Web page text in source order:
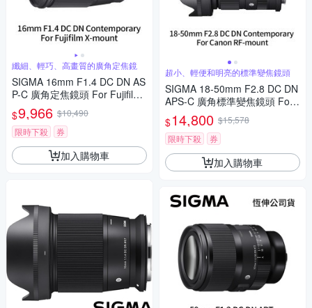
纖細、輕巧、高畫質的廣角定焦鏡
SIGMA 16mm F1.4 DC DN AS
P-C 廣角定焦鏡頭 For Fujifilm
X-mount (公司貨)
$9,966 $10,490
限時下殺
券
加入購物車
超小、輕便和明亮的標準變焦鏡頭
SIGMA 18-50mm F2.8 DC DN
APS-C 廣角標準變焦鏡頭 For
Canon RF-mount (公司貨)
$14,800 $15,578
限時下殺
券
加入購物車